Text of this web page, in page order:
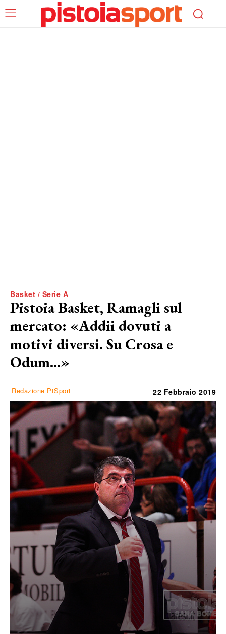
Basket / Serie A
Pistoia Basket, Ramagli sul
mercato: «Addii dovuti a
motivi diversi. Su Crosa e
Odum…»
Redazione PtSport 22 Febbraio 2019